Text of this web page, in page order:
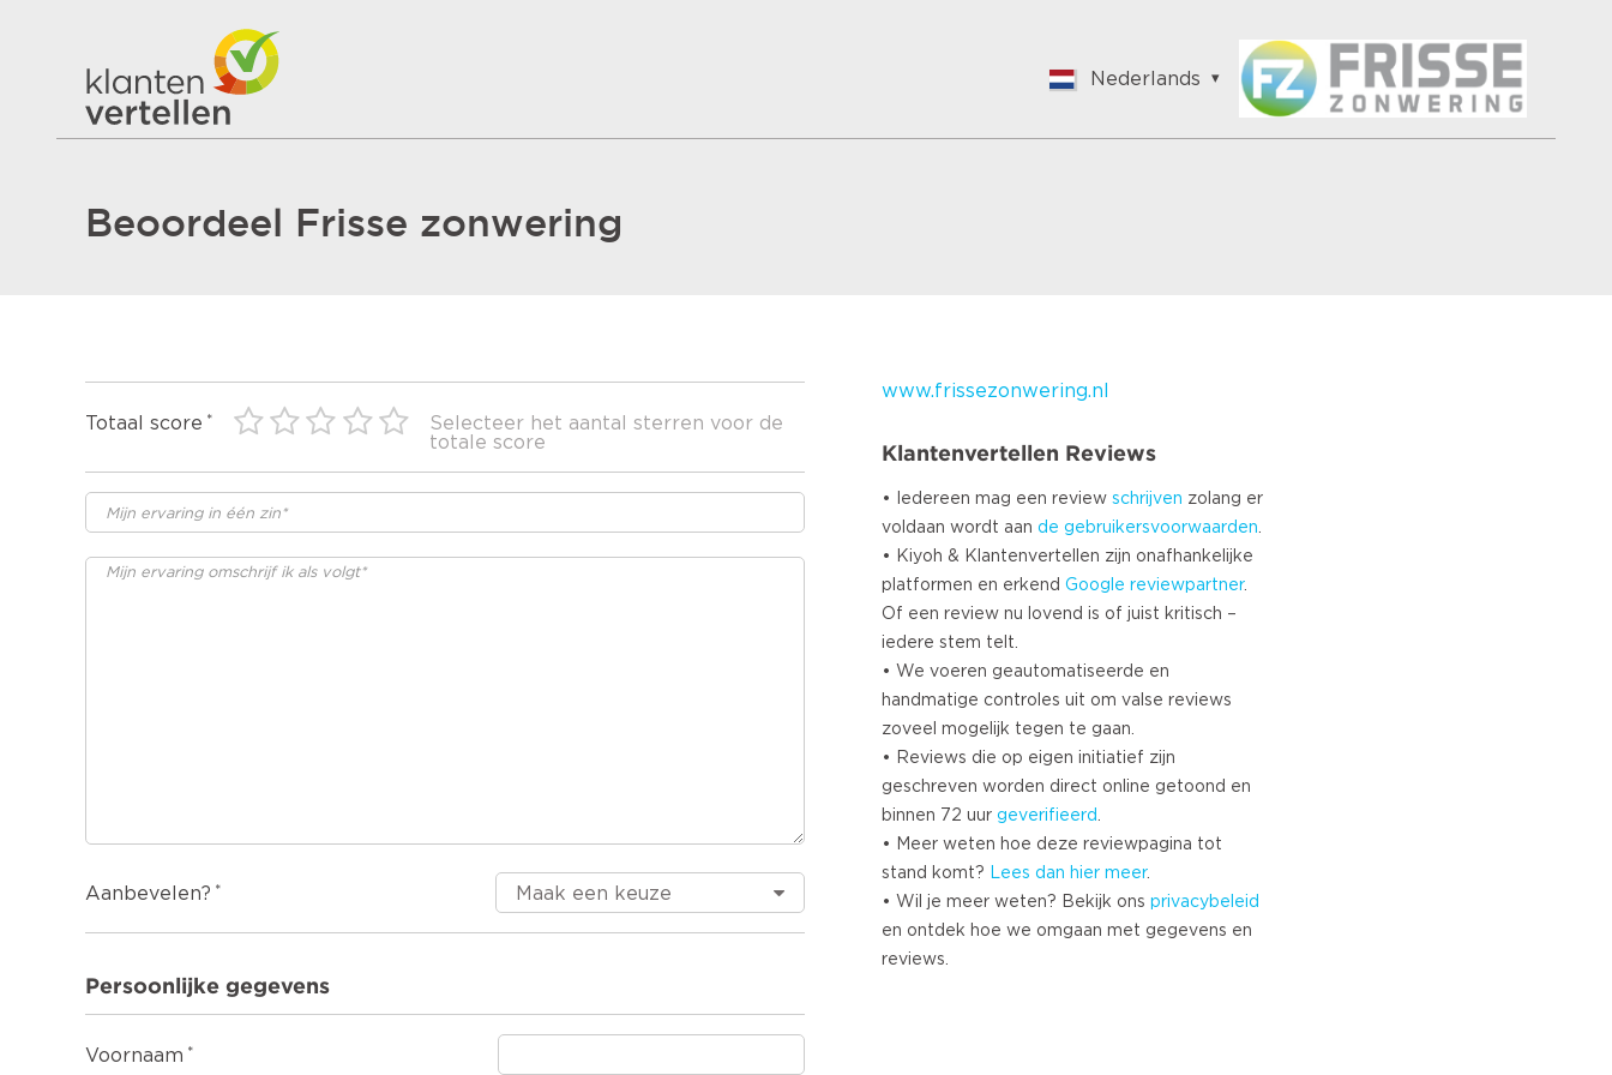
Nederlands
Nederlands
Turkish
Beoordeel Frisse zonwering
Totaal score
Selecteer het aantal sterren voor de
totale score
Aanbevelen?
Persoonlijke gegevens
Voornaam
www.frissezonwering.nl
Klantenvertellen Reviews
• Iedereen mag een review schrijven zolang er
voldaan wordt aan de gebruikersvoorwaarden.
• Kiyoh & Klantenvertellen zijn onafhankelijke
platformen en erkend Google reviewpartner.
Of een review nu lovend is of juist kritisch –
iedere stem telt.
• We voeren geautomatiseerde en
handmatige controles uit om valse reviews
zoveel mogelijk tegen te gaan.
• Reviews die op eigen initiatief zijn
geschreven worden direct online getoond en
binnen 72 uur geverifieerd.
• Meer weten hoe deze reviewpagina tot
stand komt? Lees dan hier meer.
• Wil je meer weten? Bekijk ons privacybeleid
en ontdek hoe we omgaan met gegevens en
reviews.